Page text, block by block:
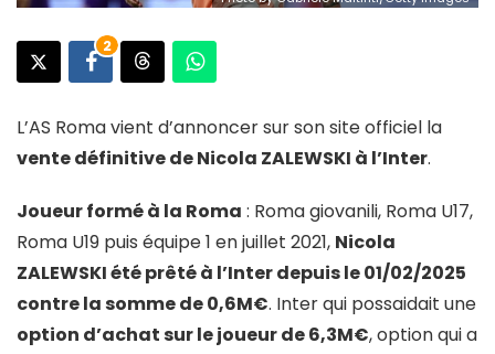
2
L’AS Roma vient d’annoncer sur son site officiel la
vente définitive de Nicola ZALEWSKI à l’Inter.
Joueur formé à la Roma : Roma giovanili, Roma U17,
Roma U19 puis équipe 1 en juillet 2021, Nicola
ZALEWSKI été prêté à l’Inter depuis le 01/02/2025
contre la somme de 0,6M€. Inter qui possaidait une
option d’achat sur le joueur de 6,3M€, option qui a